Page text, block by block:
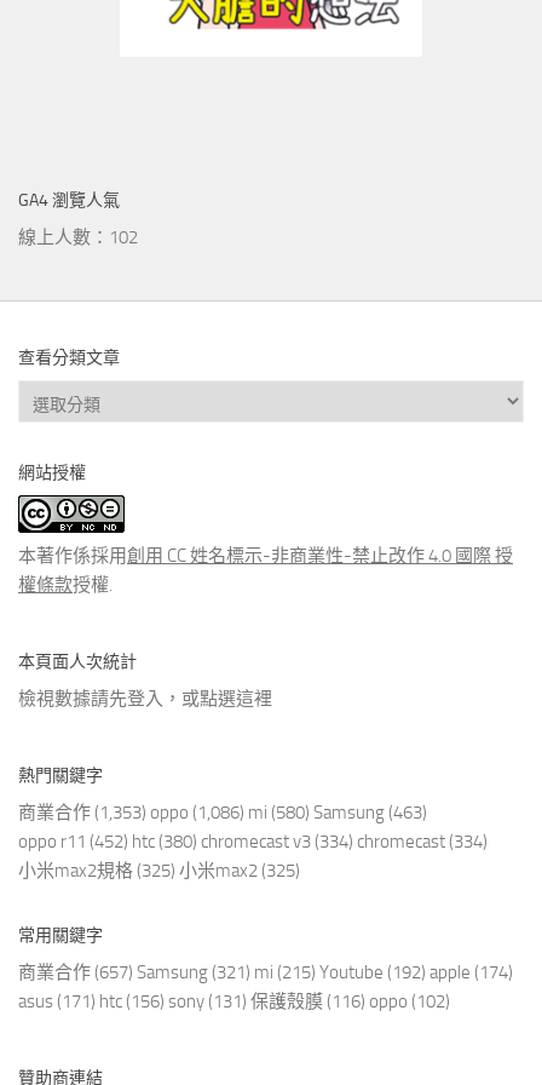
GA4 瀏覽人氣
線上人數：102
查看分類文章
查
看
類
文
章
網站授權
本著作係採用創用 CC 姓名標示-非商業性-禁止改作 4.0 國際 授
權條款授權.
本頁面人次統計
檢視數據請先登入，或點選這裡
熱門關鍵字
商業合作 (1,353) oppo (1,086) mi (580) Samsung (463)
oppo r11 (452) htc (380) chromecast v3 (334) chromecast (334)
小米max2規格 (325) 小米max2 (325)
常用關鍵字
商業合作 (657) Samsung (321) mi (215) Youtube (192) apple (174)
asus (171) htc (156) sony (131) 保護殼膜 (116) oppo (102)
贊助商連結